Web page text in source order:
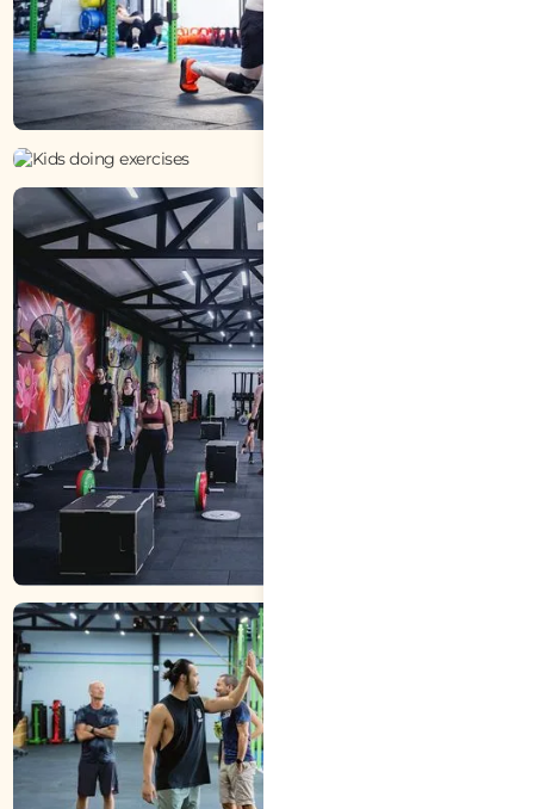
THỂ DỤC CHO TRẺ EM
CỬ TẠ OLYMPIC